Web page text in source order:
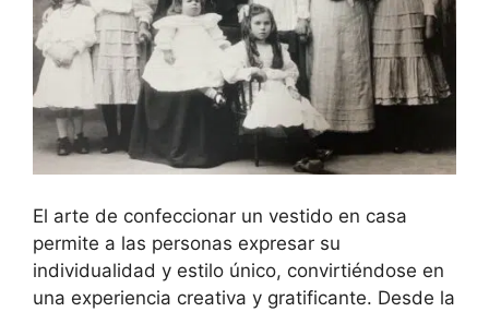
El arte de confeccionar un vestido en casa
permite a las personas expresar su‍
individualidad y estilo único, convirtiéndose en
una experiencia creativa y​ gratificante. Desde la